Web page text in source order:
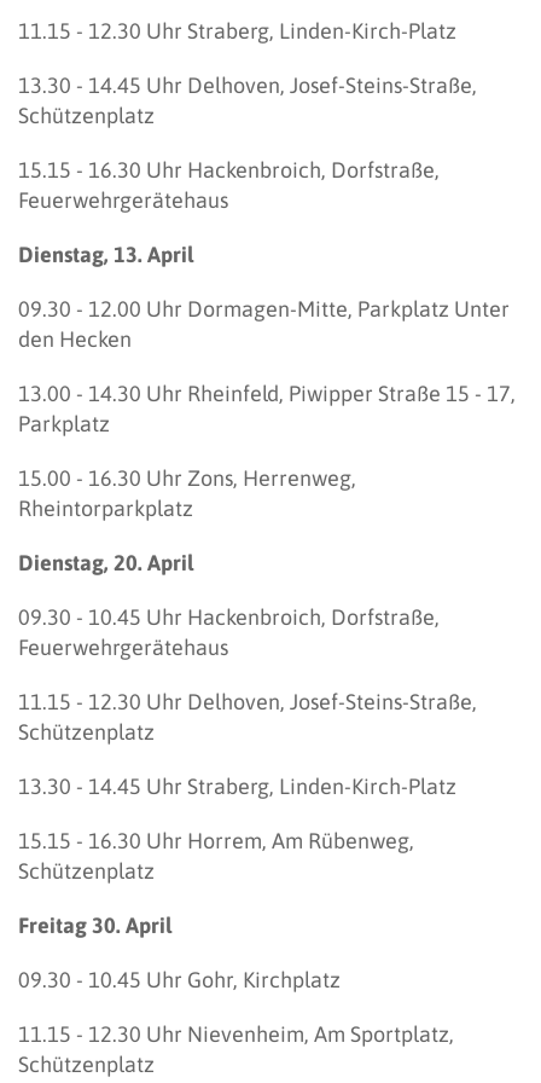
11.15 - 12.30 Uhr Straberg, Linden-Kirch-Platz
13.30 - 14.45 Uhr Delhoven, Josef-Steins-Straße,
Schützenplatz
15.15 - 16.30 Uhr Hackenbroich, Dorfstraße,
Feuerwehrgerätehaus
Dienstag, 13. April
09.30 - 12.00 Uhr Dormagen-Mitte, Parkplatz Unter
den Hecken
13.00 - 14.30 Uhr Rheinfeld, Piwipper Straße 15 - 17,
Parkplatz
15.00 - 16.30 Uhr Zons, Herrenweg,
Rheintorparkplatz
Dienstag, 20. April
09.30 - 10.45 Uhr Hackenbroich, Dorfstraße,
Feuerwehrgerätehaus
11.15 - 12.30 Uhr Delhoven, Josef-Steins-Straße,
Schützenplatz
13.30 - 14.45 Uhr Straberg, Linden-Kirch-Platz
15.15 - 16.30 Uhr Horrem, Am Rübenweg,
Schützenplatz
Freitag 30. April
09.30 - 10.45 Uhr Gohr, Kirchplatz
11.15 - 12.30 Uhr Nievenheim, Am Sportplatz,
Schützenplatz